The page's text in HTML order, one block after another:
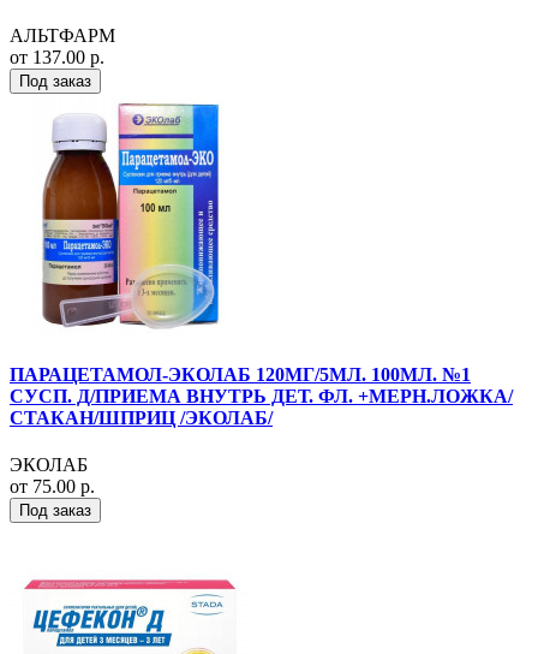
АЛЬТФАРМ
от 137.00 р.
Под заказ
ПАРАЦЕТАМОЛ-ЭКОЛАБ 120МГ/5МЛ. 100МЛ. №1
СУСП. Д/ПРИЕМА ВНУТРЬ ДЕТ. ФЛ. +МЕРН.ЛОЖКА/
СТАКАН/ШПРИЦ /ЭКОЛАБ/
ЭКОЛАБ
от 75.00 р.
Под заказ